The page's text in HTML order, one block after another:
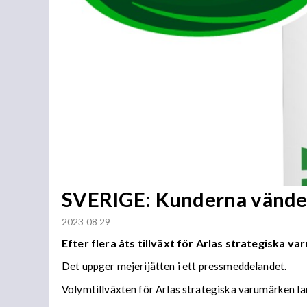
SVERIGE: Kunderna
2023 08 29
Efter flera åts tillväxt för Arlas strategiska
Det uppger mejerijätten i ett
Volymtillväxten för Arlas strategiska varumärken